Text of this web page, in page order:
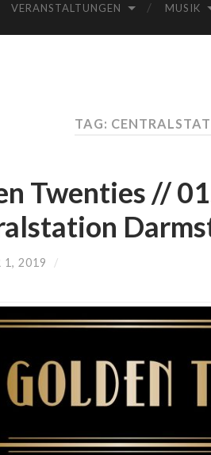
VERANSTALTUNGEN MUSIK
TAG:
Twenties //
1, 2019 /